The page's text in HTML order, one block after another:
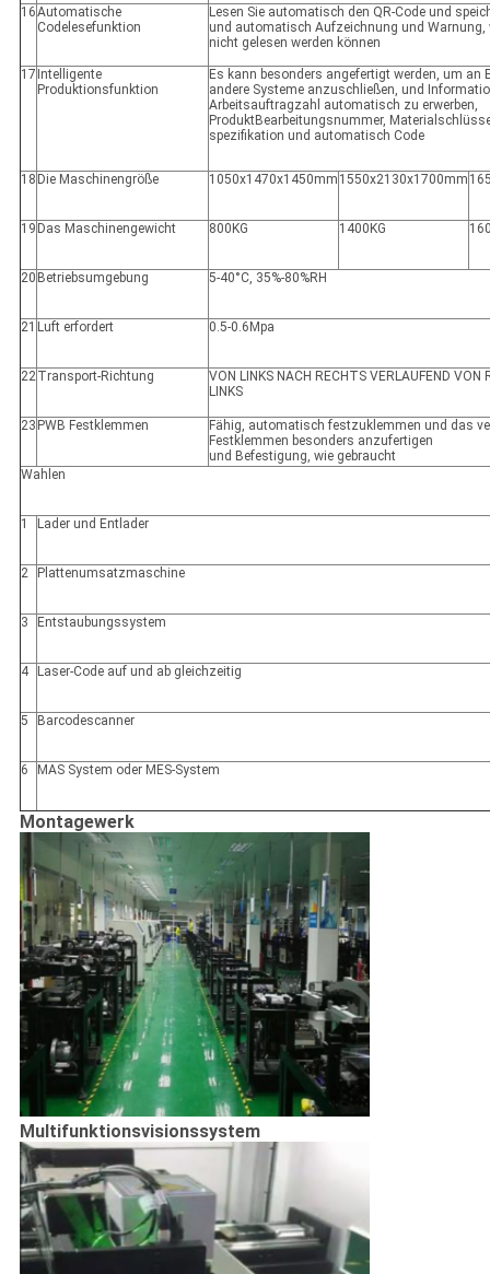
16Automatische
Codelesefunktion
Lesen Sie automatisch den QR-Code und
und automatisch Aufzeichnung und Warnung,
nicht gelesen werden können
17 Intelligente
Produktionsfunktion
Es kann besonders angefertigt werden, um an
andere Systeme anzuschließen, und
Arbeitsauftragzahl automatisch zu erwerben,
ProduktBearbeitungsnummer,
spezifikation und automatisch Code
18 Die Maschinengröße 1050x1470x1450mm 1550x2130x1700mm
19 Das Maschinengewicht 800KG 1400KG
20 Betriebsumgebung 5-40°C, 35%-80%RH
21 Luft erfordert 0.5-0.6Mpa
22Transport-Richtung
VON LINKS NACH RECHTS VERLAUFEND VON
LINKS
23 PWB Festklemmen
Fähig, automatisch festzuklemmen und das
Festklemmen besonders anzufertigen
und Befestigung, wie gebraucht
Wahlen
1 Lader und Entlader
2 Plattenumsatzmaschine
3 Entstaubungssystem
4 Laser-Code auf und ab gleichzeitig
5 Barcodescanner
6 MAS System oder MES-System
Montagewerk
Multifunktionsvisionssystem